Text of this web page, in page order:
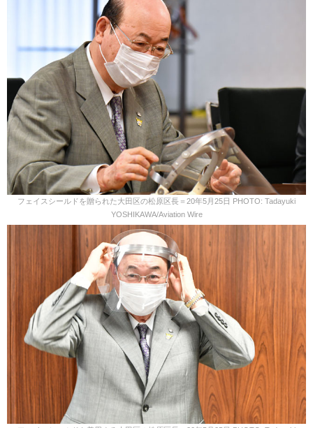
フェイスシールドを贈られた大田区の松原区長＝20年5月25日 PHOTO: Tadayuki
YOSHIKAWA/Aviation Wire